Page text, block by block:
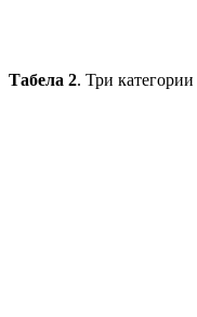
Табела 2. Три